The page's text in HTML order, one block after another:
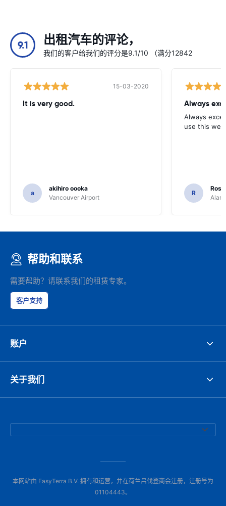
9.1 出租汽车的评论，
我们的客户给我们的评分是9.1/10 （满分12842
15-03-2020
It is very good.
a
akihiro oooka
Vancouver Airport
Always
Always
use this
R
帮助和联系
需要帮助？请联系我们的租赁专家。
客户支持
账户
关于我们
本网站由 EasyTerra B.V. 拥有和运营，并在荷兰吕伐登商会注册，注册号为
01104443。